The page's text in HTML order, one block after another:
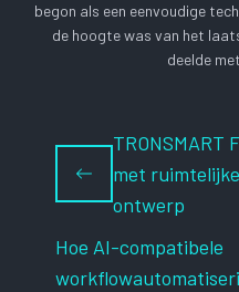
begon als een eenvoudige
de hoogte was van het
deelde
TRONSMART
met
ontwerp
Hoe AI-compatibele